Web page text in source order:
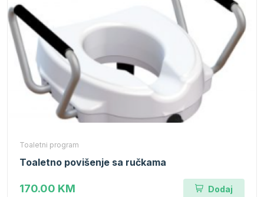
Toaletni program
Toaletno povišenje sa ručkama
170.00 KM Dodaj